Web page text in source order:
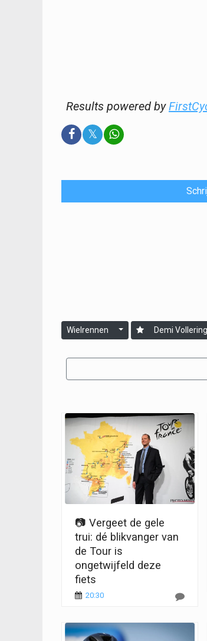
Results powered by
𝕏
Wielrennen Demi Vollering
📷 Vergeet de gele
trui: dé blikvanger van
de Tour is
ongetwijfeld deze
fiets
20:30